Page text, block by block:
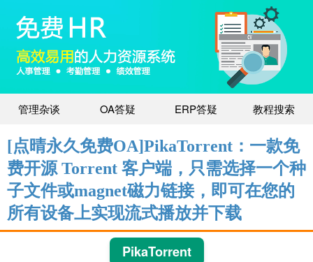
管理杂谈 OA答疑 ERP答疑 教程搜索
[点晴永久免费OA]PikaTorrent：一款免
费开源 Torrent 客户端，只需选择一个种
子文件或magnet磁力链接，即可在您的
所有设备上实现流式播放并下载
PikaTorrent